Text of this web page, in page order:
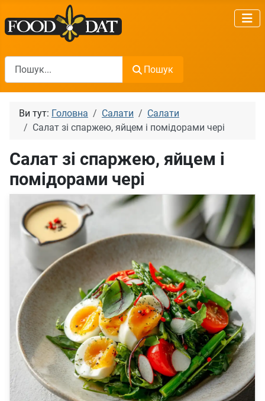
Пошук
Пошук
Ви тут: Головна Салати
Салати
Салат зі спаржею, яйцем і помідорами чері
Салат зі спаржею, яйцем і
помідорами чері